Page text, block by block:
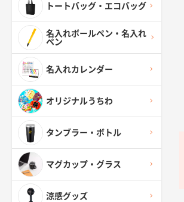
トートバッグ・エコバッグ
名入れボールペン・名入れ
ペン
名入れカレンダー
オリジナルうちわ
タンブラー・ボトル
マグカップ・グラス
涼感グッズ